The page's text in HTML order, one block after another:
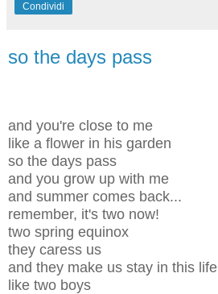
Condividi
so the days pass
and you're close to me
like a flower in his garden
so the days pass
and you grow up with me
and summer comes back...
remember, it's two now!
two spring equinox
they caress us
and they make us stay in this life
like two boys